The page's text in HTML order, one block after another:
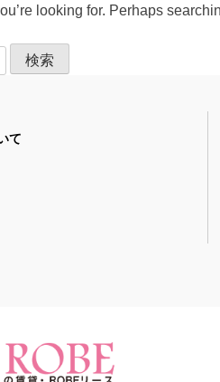
looking for. Perhaps
て